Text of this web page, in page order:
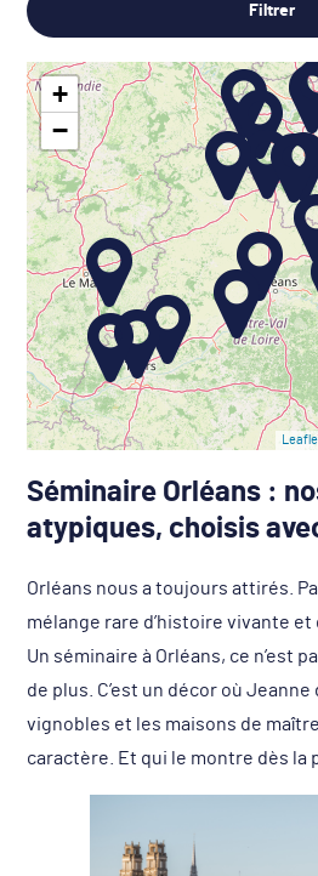
Filtrer
+
−
Séminaire Orléans :
atypiques, choisis
Orléans nous a toujours attirés.
mélange rare d’histoire vivante
Un séminaire à Orléans, ce n’est
de plus. C’est un décor où Jeanne
vignobles et les maisons de
caractère. Et qui le montre dès la